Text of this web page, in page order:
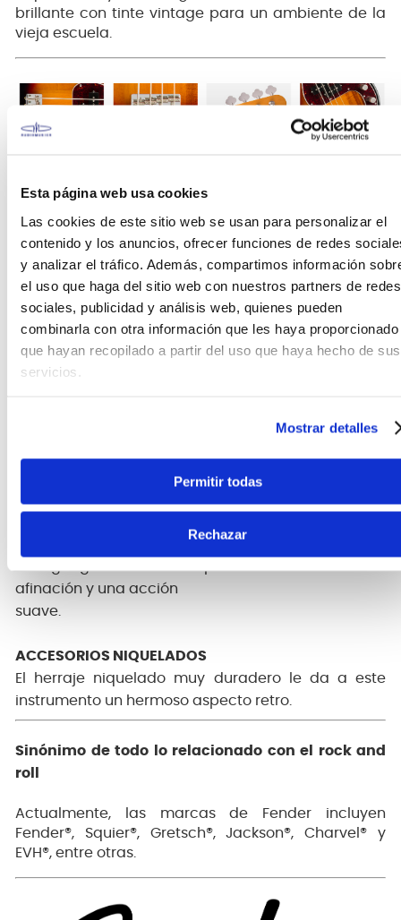
Esta página web usa cookies
Las cookies de este sitio web se usan para personalizar el
contenido y los anuncios, ofrecer funciones de redes
y analizar el tráfico. Además, compartimos información
el uso que haga del sitio web con nuestros partners de redes
sociales, publicidad y análisis web, quienes pueden
combinarla con otra información que les haya proporcionado
que hayan recopilado a partir del uso que haya hecho de sus
servicios.
Mostrar detalles
Permitir todas
Rechazar
brillante con tinte vintage para un ambiente de la
vieja escuela.
CÁPSULAS DE DISEÑO FENDER CON IMANES DE
Este modelo está equipado con cápsulas de
bobina dividida diseñadas por Fender e imanes de
Alnico que te permiten disfrutar del auténtico
PUENTE ESTILO VINTAGE
para un espaciado de cuerdas ajustable y un estilo
CLAVIJERO DE ESTILO VINTAGE
Con su aspecto clásico, estos clavijeros de estilo
afinación y una acción
suave.
ACCESORIOS NIQUELADOS
El herraje niquelado muy duradero le da a este
instrumento un hermoso aspecto retro.
Sinónimo de todo lo relacionado con el rock and
roll
Actualmente, las marcas de Fender incluyen
Fender®, Squier®, Gretsch®, Jackson®, Charvel® y
EVH®, entre otras.